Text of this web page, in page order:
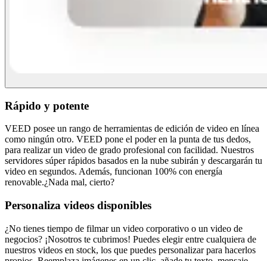
Rápido y potente
VEED posee un rango de herramientas de edición de video en línea
como ningún otro. VEED pone el poder en la punta de tus dedos,
para realizar un video de grado profesional con facilidad. Nuestros
servidores súper rápidos basados en la nube subirán y descargarán tu
video en segundos. Además, funcionan 100% con energía
renovable.¿Nada mal, cierto?
Personaliza videos disponibles
¿No tienes tiempo de filmar un video corporativo o un video de
negocios? ¡Nosotros te cubrimos! Puedes elegir entre cualquiera de
nuestros videos en stock, los que puedes personalizar para hacerlos